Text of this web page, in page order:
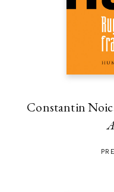
Constantin